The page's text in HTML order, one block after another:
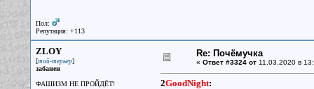
Пол:
Репутация: +113
ZLOY
[той-терьер]
забанен
ФАШИЗМ НЕ ПРОЙДЁТ!
Re: Почёмучка
« Ответ #3324 от11.03.2020 в
2GoodNight: